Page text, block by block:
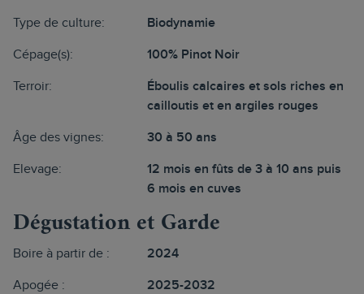
Type de culture: Biodynamie
Cépage(s): 100% Pinot Noir
Terroir:
Éboulis calcaires et sols riches en
cailloutis et en argiles rouges
Âge des vignes: 30 à 50 ans
Elevage:
12 mois en fûts de 3 à 10 ans puis
6 mois en cuves
Dégustation et Garde
Boire à partir de : 2024
Apogée : 2025-2032